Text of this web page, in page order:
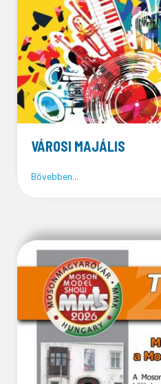
VÁROSI MAJÁLIS
Bővebben...